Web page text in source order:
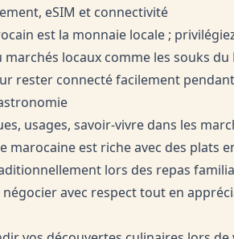
eSIM et connectivité
est la monnaie locale ;
locaux comme les souks du
rester connecté facilement
usages, savoir-vivre dans les
marocaine est riche avec des plats
lors des repas
avec respect tout en